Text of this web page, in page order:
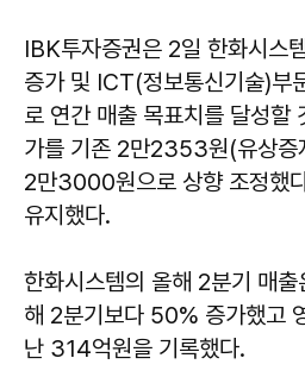
IBK투자증권은 2일 한화시스
증가 및 ICT(정보통신기술)부
로 연간 매출 목표치를 달성할
가를 기존 2만2353원(유상증
2만3000원으로 상향 조정했
유지했다.
한화시스템의 올해 2분기 매
해 2분기보다 50% 증가했고
난 314억원을 기록했다.